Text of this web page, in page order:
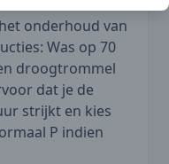
onderhoud van
Was op 70
droogtrommel
dat je de
strijkt en kies
P indien